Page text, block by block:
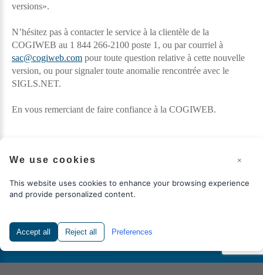
×
We use cookies
This website uses cookies to enhance your browsing experience
and provide personalized content.
Accept all Reject all Preferences
versions».
N’hésitez pas à contacter le service à la clientèle de la
COGIWEB au 1 844 266-2100 poste 1, ou par courriel à
sac@cogiweb.com pour toute question relative à cette nouvelle
version, ou pour signaler toute anomalie rencontrée avec le
SIGLS.NET.
En vous remerciant de faire confiance à la COGIWEB.
COGIWEB ©2026 Politique d’accessibilité
Retour à la version bureau